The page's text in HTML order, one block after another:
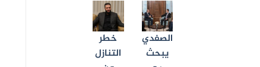
الصفدي
يبحث
خطر
التنازل